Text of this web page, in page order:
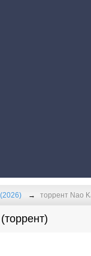
торрент Nao